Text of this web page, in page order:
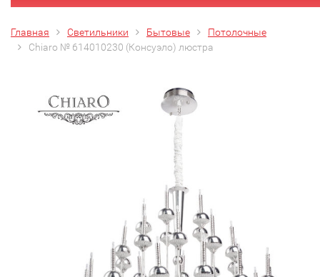
Главная Светильники Бытовые
Потолочные
Chiaro № 614010230 (Консуэло) люстра